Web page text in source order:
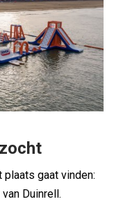
gaat vinden:
Duinrell.